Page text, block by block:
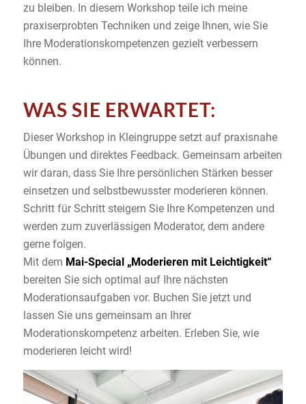
zu bleiben. In diesem Workshop teile ich meine
praxiserprobten Techniken und zeige Ihnen, wie Sie
Ihre Moderationskompetenzen gezielt verbessern
können.
WAS SIE ERWARTET:
Dieser Workshop in Kleingruppe setzt auf praxisnahe
Übungen und direktes Feedback. Gemeinsam arbeiten
wir daran, dass Sie Ihre persönlichen Stärken besser
einsetzen und selbstbewusster moderieren können.
Schritt für Schritt steigern Sie Ihre Kompetenzen und
werden zum zuverlässigen Moderator, dem andere
gerne folgen.
Mit dem Mai-Special „Moderieren mit Leichtigkeit“
bereiten Sie sich optimal auf Ihre nächsten
Moderationsaufgaben vor. Buchen Sie jetzt und
lassen Sie uns gemeinsam an Ihrer
Moderationskompetenz arbeiten. Erleben Sie, wie
moderieren leicht wird!